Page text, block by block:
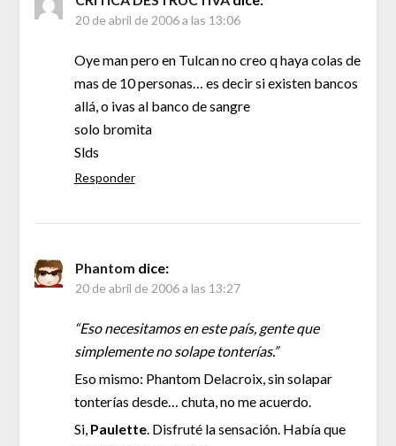
20 de abril de 2006 a las 13:06
Oye man pero en Tulcan no creo q haya colas de
mas de 10 personas… es decir si existen bancos
allá, o ivas al banco de sangre
solo bromita
Slds
Responder
Phantom dice:
20 de abril de 2006 a las 13:27
“Eso necesitamos en este país, gente que
simplemente no solape tonterías.”
Eso mismo: Phantom Delacroix, sin solapar
tonterías desde… chuta, no me acuerdo.
Si, Paulette. Disfruté la sensación. Había que